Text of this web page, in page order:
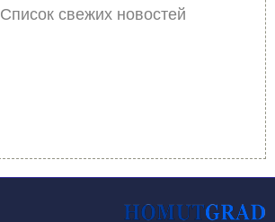
Список свежих новостей